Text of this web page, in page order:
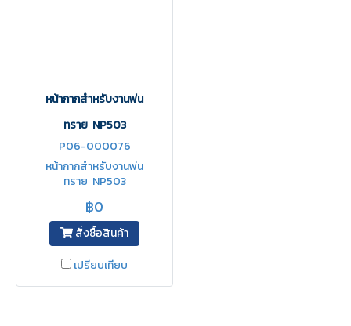
หน้ากากสำหรับงานพ่น
ทราย NP503
P06-000076
หน้ากากสำหรับงานพ่น
ทราย NP503
฿0
สั่งซื้อสินค้า
เปรียบเทียบ